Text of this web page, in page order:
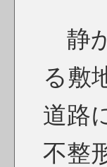
静
る敷
道路
不整